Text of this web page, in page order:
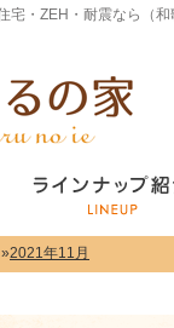
»2021年11月
»2021年11月